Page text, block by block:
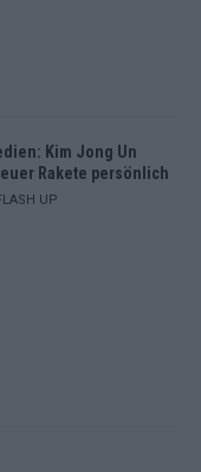
Kim Jong Un
Rakete persönlich
UP